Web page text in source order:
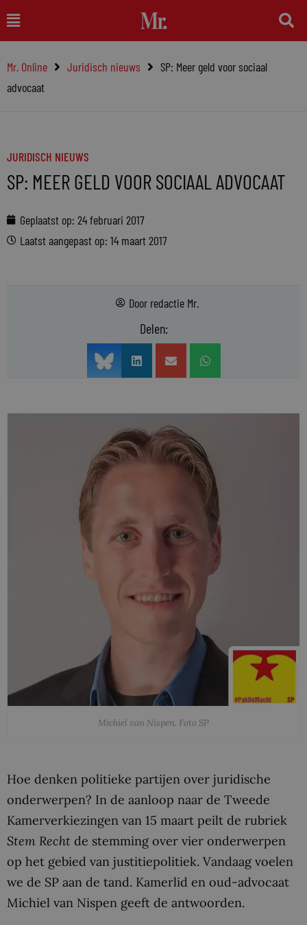
naar
inhoud
Main
Menu
Mr. Online Juridisch nieuws
SP: Meer geld voor sociaal
advocaat
JURIDISCH NIEUWS
SP: MEER GELD VOOR SOCIAAL ADVOCAAT
Geplaatst op: 24 februari 2017
Laatst aangepast op: 14 maart 2017
Door redactie Mr.
Delen:
Michiel van Nispen. Foto SP
Hoe denken politieke partijen over juridische
onderwerpen? In de aanloop naar de Tweede
Kamerverkiezingen van 15 maart peilt de rubriek
Stem Recht de stemming over vier onderwerpen
op het gebied van justitiepolitiek. Vandaag voelen
we de SP aan de tand. Kamerlid en oud-advocaat
Michiel van Nispen geeft de antwoorden.